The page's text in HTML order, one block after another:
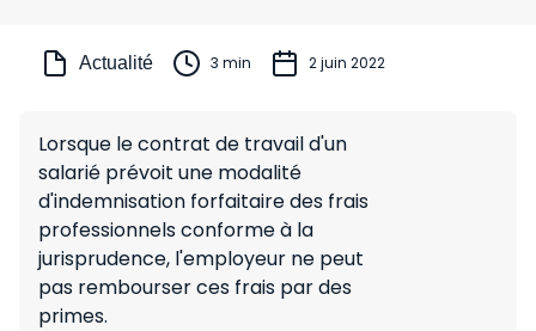
Actualité 3 min 2 juin 2022
Lorsque le contrat de travail d'un
salarié prévoit une modalité
d'indemnisation forfaitaire des frais
professionnels conforme à la
jurisprudence, l'employeur ne peut
pas rembourser ces frais par des
primes.